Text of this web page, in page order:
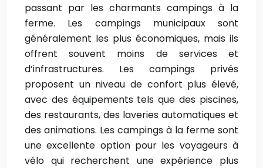
passant par les charmants campings à la
ferme. Les campings municipaux sont
généralement les plus économiques, mais ils
offrent souvent moins de services et
d’infrastructures. Les campings privés
proposent un niveau de confort plus élevé,
avec des équipements tels que des piscines,
des restaurants, des laveries automatiques et
des animations. Les campings à la ferme sont
une excellente option pour les voyageurs à
vélo qui recherchent une expérience plus